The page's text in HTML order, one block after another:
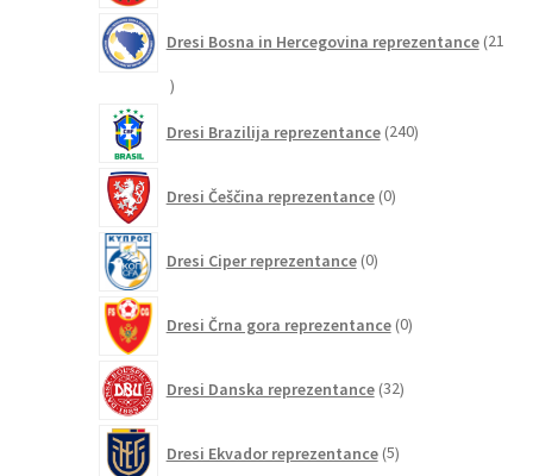
Dresi Bosna in Hercegovina reprezentance 21
21
Dresi Brazilija reprezentance 240izdelkov
Dresi Češčina reprezentance 0izdelkov
Dresi Ciper reprezentance 0izdelkov
Dresi Črna gora reprezentance 0izdelkov
Dresi Danska reprezentance 32izdelkov
Dresi Ekvador reprezentance 5izdelkov